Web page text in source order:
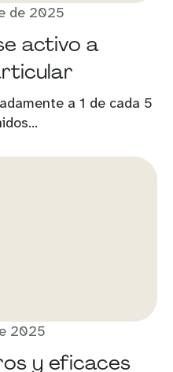
de 2025
activo a
a 1 de cada 5
2025
y eficaces